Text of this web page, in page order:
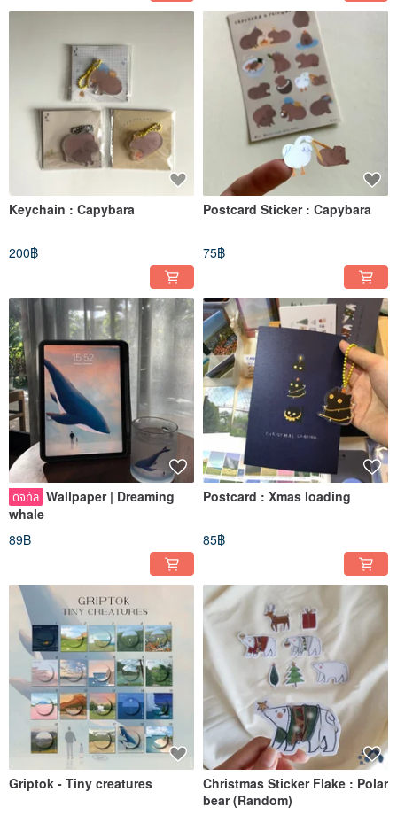
Keychain : Capybara
200฿
Postcard Sticker : Capybara
75฿
ดิจิทัล Wallpaper | Dreaming
whale
89฿
Postcard : Xmas loading
85฿
Griptok - Tiny creatures
Christmas Sticker Flake : Polar
bear (Random)